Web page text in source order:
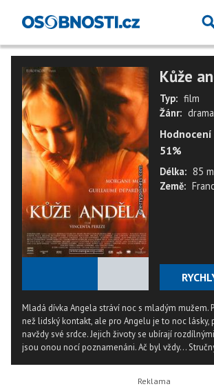
Kůže
Typ: film
Žánr:
51%
Délka: 85
Země:
Mladá dívka Angela stráví noc s mladým mužem.
než lidský kontakt, ale pro Angelu je to noc lásky,
navždy své srdce. Jejich životy se ubírají
jsou onou nocí poznamenáni. Ač byl vždy...